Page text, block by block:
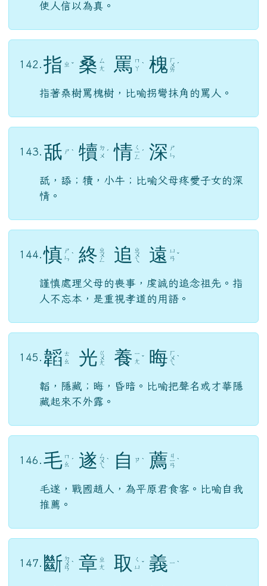
使人信以為真。
142. 指 ㄓ ˇ 桑 ㄙ
ㄤ
罵 ㄇ
ㄚ ˋ 槐 ㄏ
ㄨ
ㄞ
ˊ
指著桑樹罵槐樹，比喻拐彎抹角的罵人。
143. 舐 ㄕ ˋ 犢 ㄉ
ㄨ ˊ 情 ㄑ
ㄧ
ㄥ
ˊ 深 ㄕ
ㄣ
舐，舔；犢，小牛；比喻父母疼愛子女的深
情。
144. 慎 ㄕ
ㄣ ˋ 終 ㄓ
ㄨ
ㄥ 追 ㄓ
ㄨ
ㄟ 遠 ㄩ
ㄢ ˇ
謹慎處理父母的喪事，虔誠的追念祖先。指
人不忘本，是重視孝道的用語。
145. 韜 ㄊ
ㄠ
光 ㄍ
ㄨ
ㄤ 養 ㄧ
ㄤ ˇ 晦 ㄏ
ㄨ
ㄟ
ˋ
韜，隱藏；晦，昏暗。比喻把聲名或才華隱
藏起來不外露。
146. 毛 ㄇ
ㄠ ˊ 遂 ㄙ
ㄨ
ㄟ
ˋ 自 ㄗ ˋ 薦 ㄐ
ㄧ
ㄢ
ˋ
毛遂，戰國趙人，為平原君食客。比喻自我
推薦。
147. 斷 ㄉ
ㄨ
ㄢ
ˋ 章 ㄓ
ㄤ
取
ㄑ
ㄩ ˇ 義 ㄧ ˋ